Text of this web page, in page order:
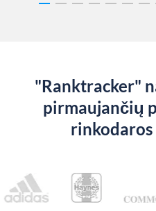
"Ranktracker"
pirmaujančių